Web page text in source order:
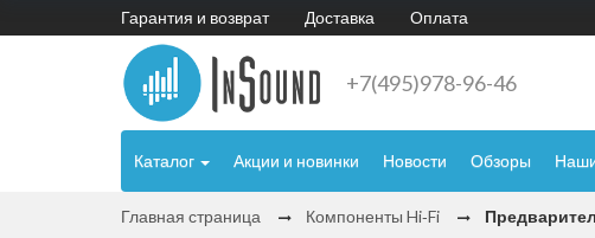
Гарантия и возврат Доставка Оплата
+7(495)978-96-46
Каталог Акции и новинки Новости Обзоры
Главная страница Компоненты Hi‑Fi